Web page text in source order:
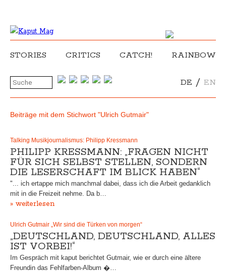
STORIES CRITICS CATCH! RAINBOW
DE / EN
Beiträge mit dem Stichwort "Ulrich Gutmair"
Talking Musikjournalismus: Philipp Kressmann
PHILIPP KRESSMANN: „FRAGEN NICHT
FÜR SICH SELBST STELLEN, SONDERN
DIE LESERSCHAFT IM BLICK HABEN“
"... ich ertappe mich manchmal dabei, dass ich die Arbeit gedanklich
mit in die Freizeit nehme. Da b…
» weiterlesen
Ulrich Gutmair „Wir sind die Türken von morgen“
„DEUTSCHLAND, DEUTSCHLAND, ALLES
IST VORBEI!“
Im Gespräch mit kaput berichtet Gutmair, wie er durch eine ältere
Freundin das Fehlfarben-Album �…